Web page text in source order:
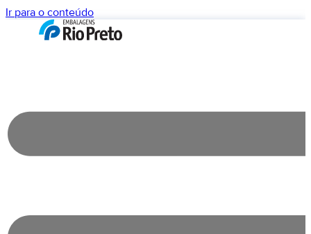
Ir para o conteúdo